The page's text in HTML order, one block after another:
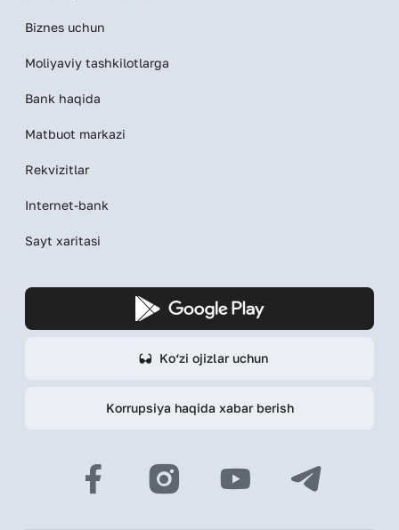
Biznes uchun
Moliyaviy tashkilotlarga
Bank haqida
Matbuot markazi
Rekvizitlar
Internet-bank
Sayt xaritasi
Ko‘zi ojizlar uchun
Korrupsiya haqida xabar berish